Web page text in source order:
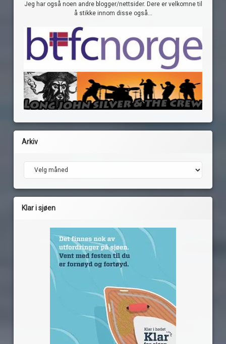
Jeg har også noen andre blogger/nettsider. Dere er velkomne til
å stikke innom disse også...
Arkiv
Arkiv
Klar i sjøen